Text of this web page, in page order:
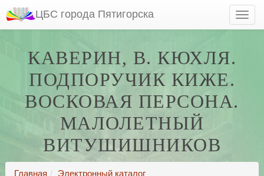
ЦБС города Пятигорска
КАВЕРИН, В. КЮХЛЯ.
ПОДПОРУЧИК КИЖЕ.
ВОСКОВАЯ ПЕРСОНА.
МАЛОЛЕТНЫЙ
ВИТУШИШНИКОВ
Главная
Электронный каталог